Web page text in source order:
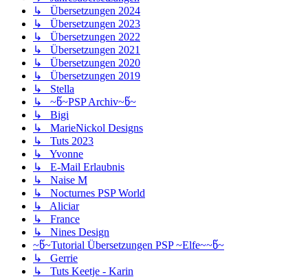
↳ Übersetzungen 2024
↳ Übersetzungen 2023
↳ Übersetzungen 2022
↳ Übersetzungen 2021
↳ Übersetzungen 2020
↳ Übersetzungen 2019
↳ Stella
↳ ~წ~PSP Archiv~წ~
↳ Bigi
↳ MarieNickol Designs
↳ Tuts 2023
↳ Yvonne
↳ E-Mail Erlaubnis
↳ Naise M
↳ Nocturnes PSP World
↳ Aliciar
↳ France
↳ Nines Design
~წ~Tutorial Übersetzungen PSP ~Elfe~~წ~
↳ Gerrie
↳ Tuts Keetje - Karin